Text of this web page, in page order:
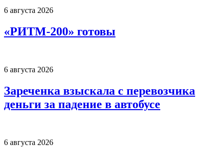
6 августа 2026
«РИТМ-200» готовы
6 августа 2026
Зареченка взыскала с перевозчика
деньги за падение в автобусе
6 августа 2026